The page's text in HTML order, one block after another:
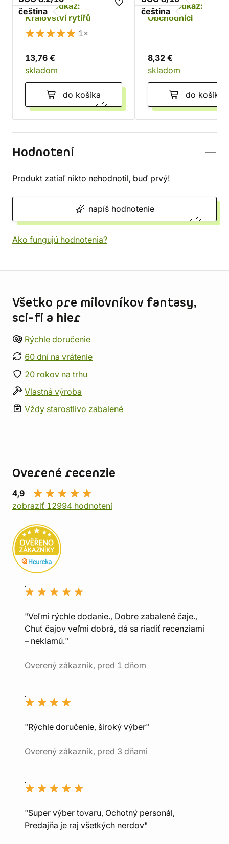
čeština
Králův odkaz:
Království rytířů
1×
13,76 €
skladom
do košíka
čeština
Králův odkaz:
Obchodníci
8,32 €
skladom
do košíka
Hodnotení
Produkt zatiaľ nikto nehodnotil, buď prvý!
napíš hodnotenie
Ako fungujú hodnotenia?
Všetko pre milovníkov fantasy,
sci-fi a hier
Rýchle doručenie
60 dní na vrátenie
20 rokov na trhu
Vlastná výroba
Vždy starostlivo zabalené
Overené recenzie
4,9
zobraziť 12994 hodnotení
"Veľmi rýchle dodanie., Dobre zabalené čaje.,
Chuť čajov veľmi dobrá, dá sa riadiť recenziami
– neklamú."
Overený zákazník, pred 1 dňom
"Rýchle doručenie, široký výber"
Overený zákazník, pred 3 dňami
"Super výber tovaru, Ochotný personál,
Predajňa je raj všetkých nerdov"